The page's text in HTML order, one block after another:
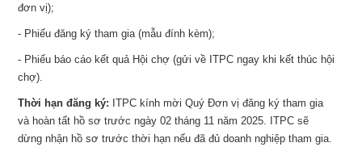
đơn vị);
- Phiếu đăng ký tham gia (mẫu đính kèm);
- Phiếu báo cáo kết quả Hội chợ (gửi về ITPC ngay khi kết thúc hội
chợ).
Thời hạn đăng ký: ITPC kính mời Quý Đơn vị đăng ký tham gia
và hoàn tất hồ sơ trước ngày 02 tháng 11 năm 2025. ITPC sẽ
dừng nhận hồ sơ trước thời hạn nếu đã đủ doanh nghiệp tham gia.